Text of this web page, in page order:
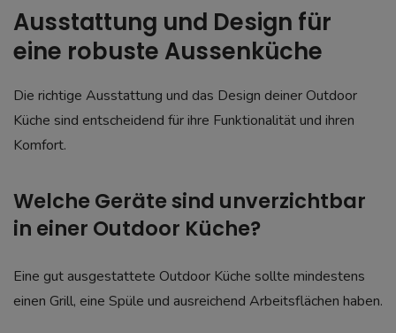
Ausstattung und Design für
eine robuste Aussenküche
Die richtige Ausstattung und das Design deiner Outdoor
Küche sind entscheidend für ihre Funktionalität und ihren
Komfort.
Welche Geräte sind unverzichtbar
in einer Outdoor Küche?
Eine gut ausgestattete Outdoor Küche sollte mindestens
einen Grill, eine Spüle und ausreichend Arbeitsflächen haben.